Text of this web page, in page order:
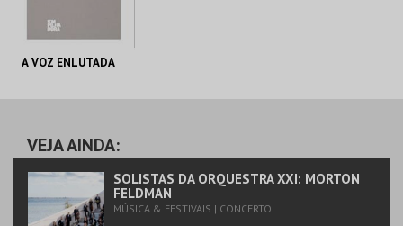
A VOZ ENLUTADA
MAIS INFO
COMPRAR
VEJA AINDA:
SOLISTAS DA ORQUESTRA XXI: MORTON
FELDMAN
MÚSICA & FESTIVAIS | CONCERTO